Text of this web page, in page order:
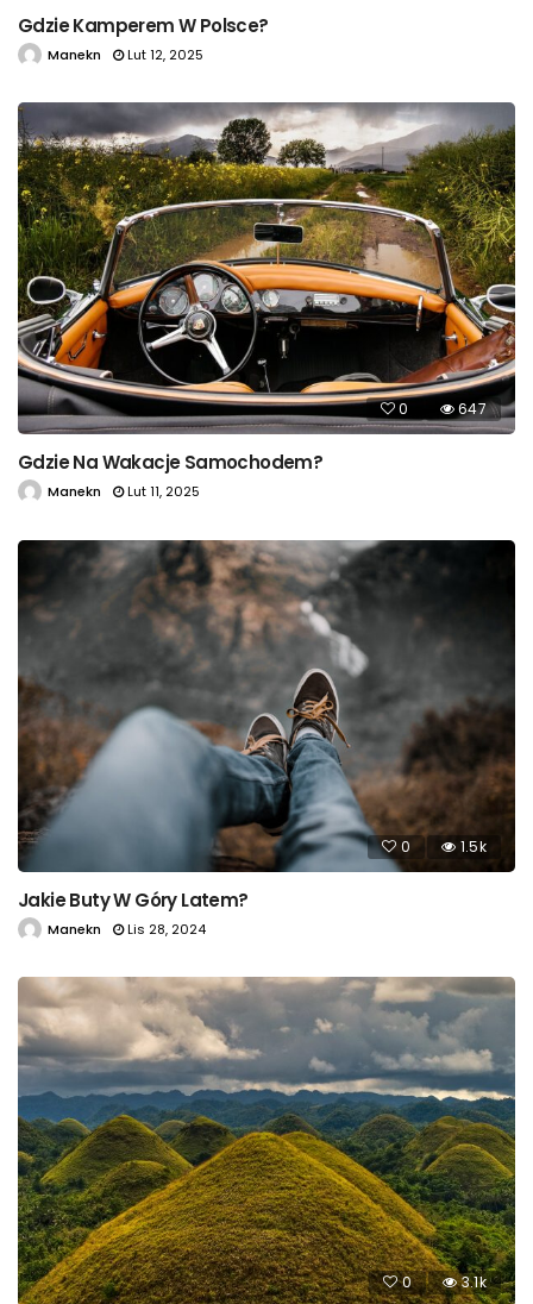
Gdzie Kamperem W Polsce?
Manekn Lut 12, 2025
0 647
Gdzie Na Wakacje Samochodem?
Manekn Lut 11, 2025
0 1.5k
Jakie Buty W Góry Latem?
Manekn Lis 28, 2024
0 3.1k